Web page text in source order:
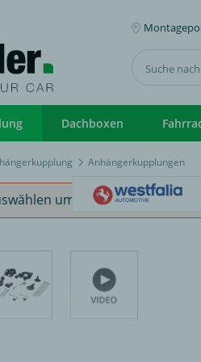
Dachboxen
Anhängerkupplungen
um sicherzustellen,